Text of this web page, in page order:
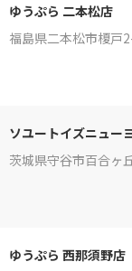
ゆうぷら 二本松店
福島県二本松市榎戸
ソユートイズニュー
茨城県守谷市百合
ゆうぷら 西那須野店